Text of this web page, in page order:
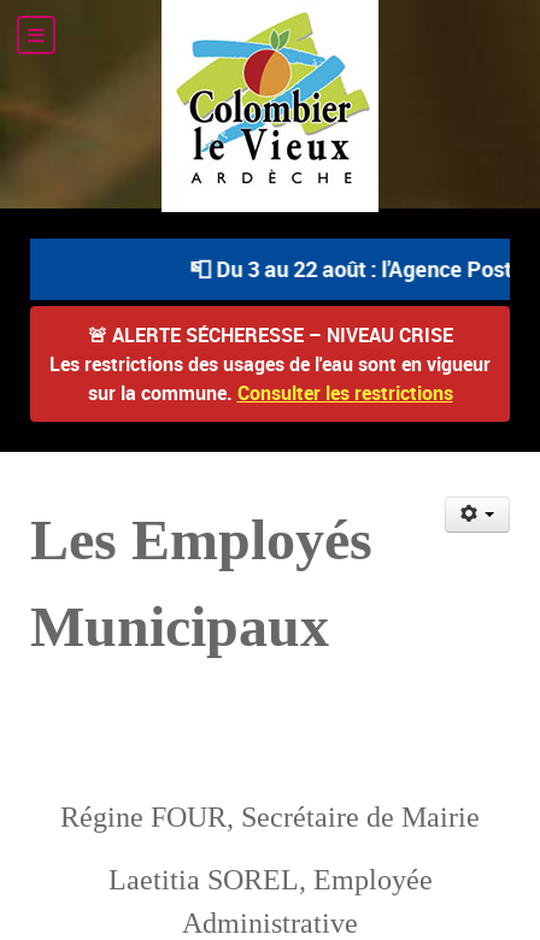
📮 Du 3 au 22 août : l'Agence
🚨 ALERTE SÉCHERESSE – NIVEAU CRISE
Les restrictions des usages de l'eau sont en vigueur
sur la commune. Consulter les restrictions
Les Employés
Municipaux
Régine FOUR, Secrétaire de Mairie
Laetitia SOREL, Employée
Administrative